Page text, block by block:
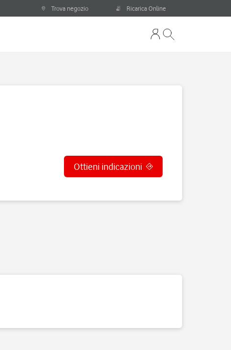
Trova negozio Ricarica Online
Ottieni indicazioni